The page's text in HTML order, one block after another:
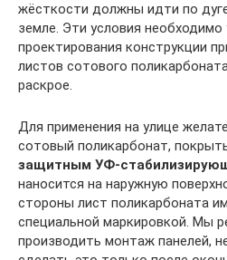
жёсткости должны идти по
земле. Эти условия
проектирования конструкции
листов сотового
раскрое.
Для применения на улице
сотовый поликарбонат,
защитным УФ-
наносится на наружную
стороны лист поликарбоната
специальной маркировкой. Мы
производить монтаж панелей,